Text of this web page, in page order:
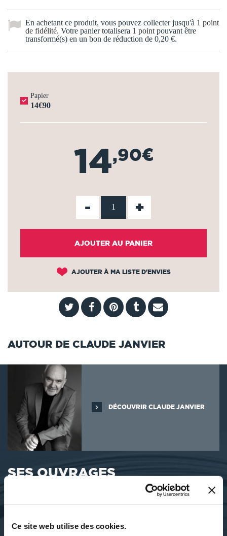
Ce site web utilise des cookies.
En achetant ce produit, vous pouvez collecter jusqu'à 1 point
de fidélité. Votre panier totalisera 1 point pouvant être
transformé(s) en un bon de réduction de 0,20 €.
Papier
14€90
14,90€
- +
AJOUTER AU PANIER
AJOUTER À MA LISTE D'ENVIES
AUTOUR DE CLAUDE JANVIER
DÉCOUVRIR CLAUDE JANVIER
SES OUVRAGES